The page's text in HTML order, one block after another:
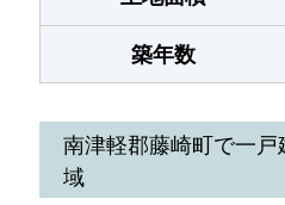
築年数
南津軽郡藤崎町で一
域